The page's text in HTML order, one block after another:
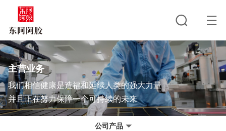
主营业务
我们相信健康是造福和延续人类的强大力量
并且正在努力保障一个可持续的未来
公司产品